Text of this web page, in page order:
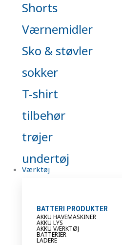
Shorts
Værnemidler
Sko & støvler
sokker
T-shirt
tilbehør
trøjer
undertøj
Værktøj
BATTERI PRODUKTER
AKKU HAVEMASKINER
AKKU LYS
AKKU VÆRKTØJ
BATTERIER
LADERE